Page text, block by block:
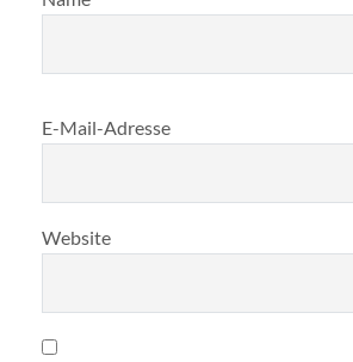
E-Mail-Adresse
Website